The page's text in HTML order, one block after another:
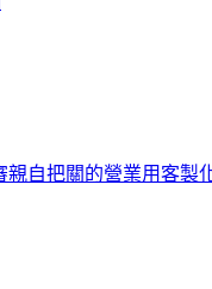
親自把關的營業用客製